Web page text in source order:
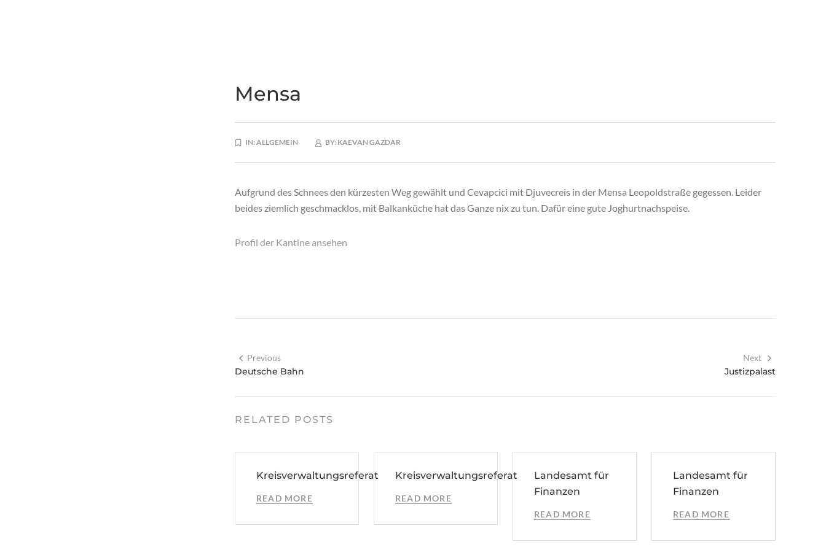
Mensa
IN:ALLGEMEIN BY: KAEVAN GAZDAR
Aufgrund des Schnees den kürzesten Weg gewählt und Cevapcici mit Djuvecreis in der Mensa Leopoldstraße gegessen. Leider
beides ziemlich geschmacklos, mit Balkanküche hat das Ganze nix zu tun. Dafür eine gute Joghurtnachspeise.
Profil der Kantine ansehen
Previous
Deutsche Bahn
Next
Justizpalast
RELATED POSTS
Kreisverwaltungsreferat
READ MORE
Kreisverwaltungsreferat
READ MORE
Landesamt für
Finanzen
READ MORE
Landesamt für
Finanzen
READ MORE